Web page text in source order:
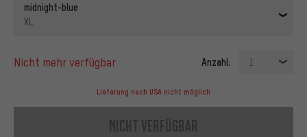
midnight-blue
XL
nicht mehr verfügbar Anzahl: 1
Lieferung nach USA nicht möglich
nicht verfügbar